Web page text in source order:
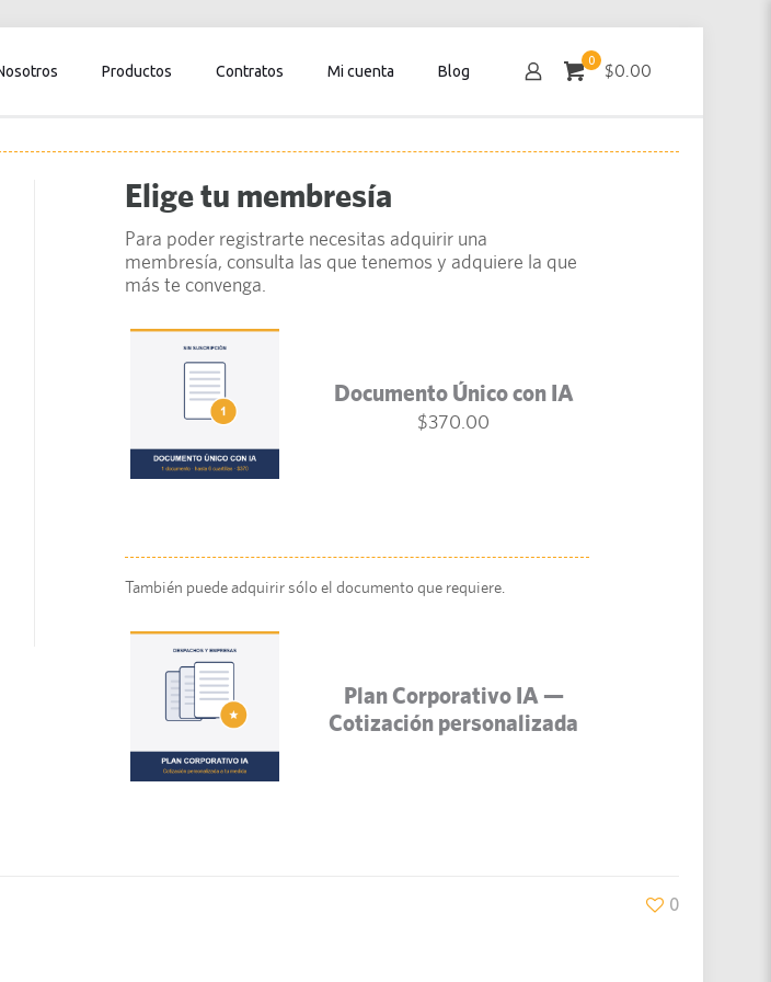
Productos Contratos Mi cuenta Blog
0 $0.00
Elige tu membresía
Para poder registrarte necesitas adquirir una
membresía, consulta las que tenemos y adquiere la que
más te convenga.
Documento Único con IA
$370.00
También puede adquirir sólo el documento que requiere.
Plan Corporativo IA —
Cotización personalizada
0